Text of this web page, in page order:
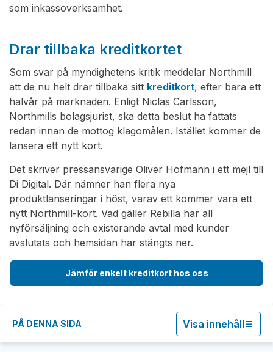
som inkassoverksamhet.
Drar tillbaka kreditkortet
Som svar på myndighetens kritik meddelar Northmill
att de nu helt drar tillbaka sitt kreditkort, efter bara ett
halvår på marknaden. Enligt Niclas Carlsson,
Northmills bolagsjurist, ska detta beslut ha fattats
redan innan de mottog klagomålen. Istället kommer de
lansera ett nytt kort.
Det skriver pressansvarige Oliver Hofmann i ett mejl till
Di Digital. Där nämner han flera nya
produktlanseringar i höst, varav ett kommer vara ett
nytt Northmill-kort. Vad gäller Rebilla har all
nyförsäljning och existerande avtal med kunder
avslutats och hemsidan har stängts ner.
Jämför enkelt kreditkort hos oss
PÅ DENNA SIDA Visa innehåll